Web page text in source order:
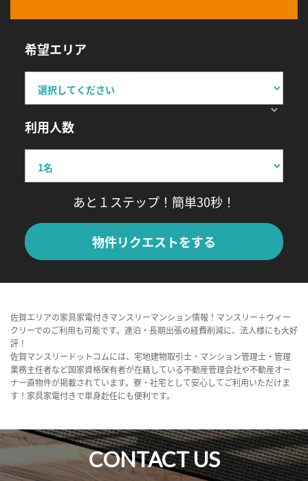
希望エリア
利用人数
あと１ステップ！簡単30秒！
物件リクエストをする
佐賀エリアの家具家電付きマンスリーマンション情報！マンスリー＋ウィー
クリーでのご利用も可能です。連泊・長期出張の経費削減に、法人様にも大好
評！
佐賀マンスリードットコムには、宅地建物取引士・マンション管理士・管理
業務主任者など国家資格保有者が在籍している不動産管理会社や不動産オー
ナー直物件が掲載されています。寮・社宅として安心してご利用いただけま
す！家具家電付きで単身赴任にも便利です。
CONTACT US